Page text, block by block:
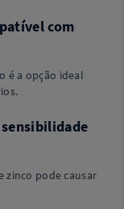
com
é a opção ideal
zinco pode causar